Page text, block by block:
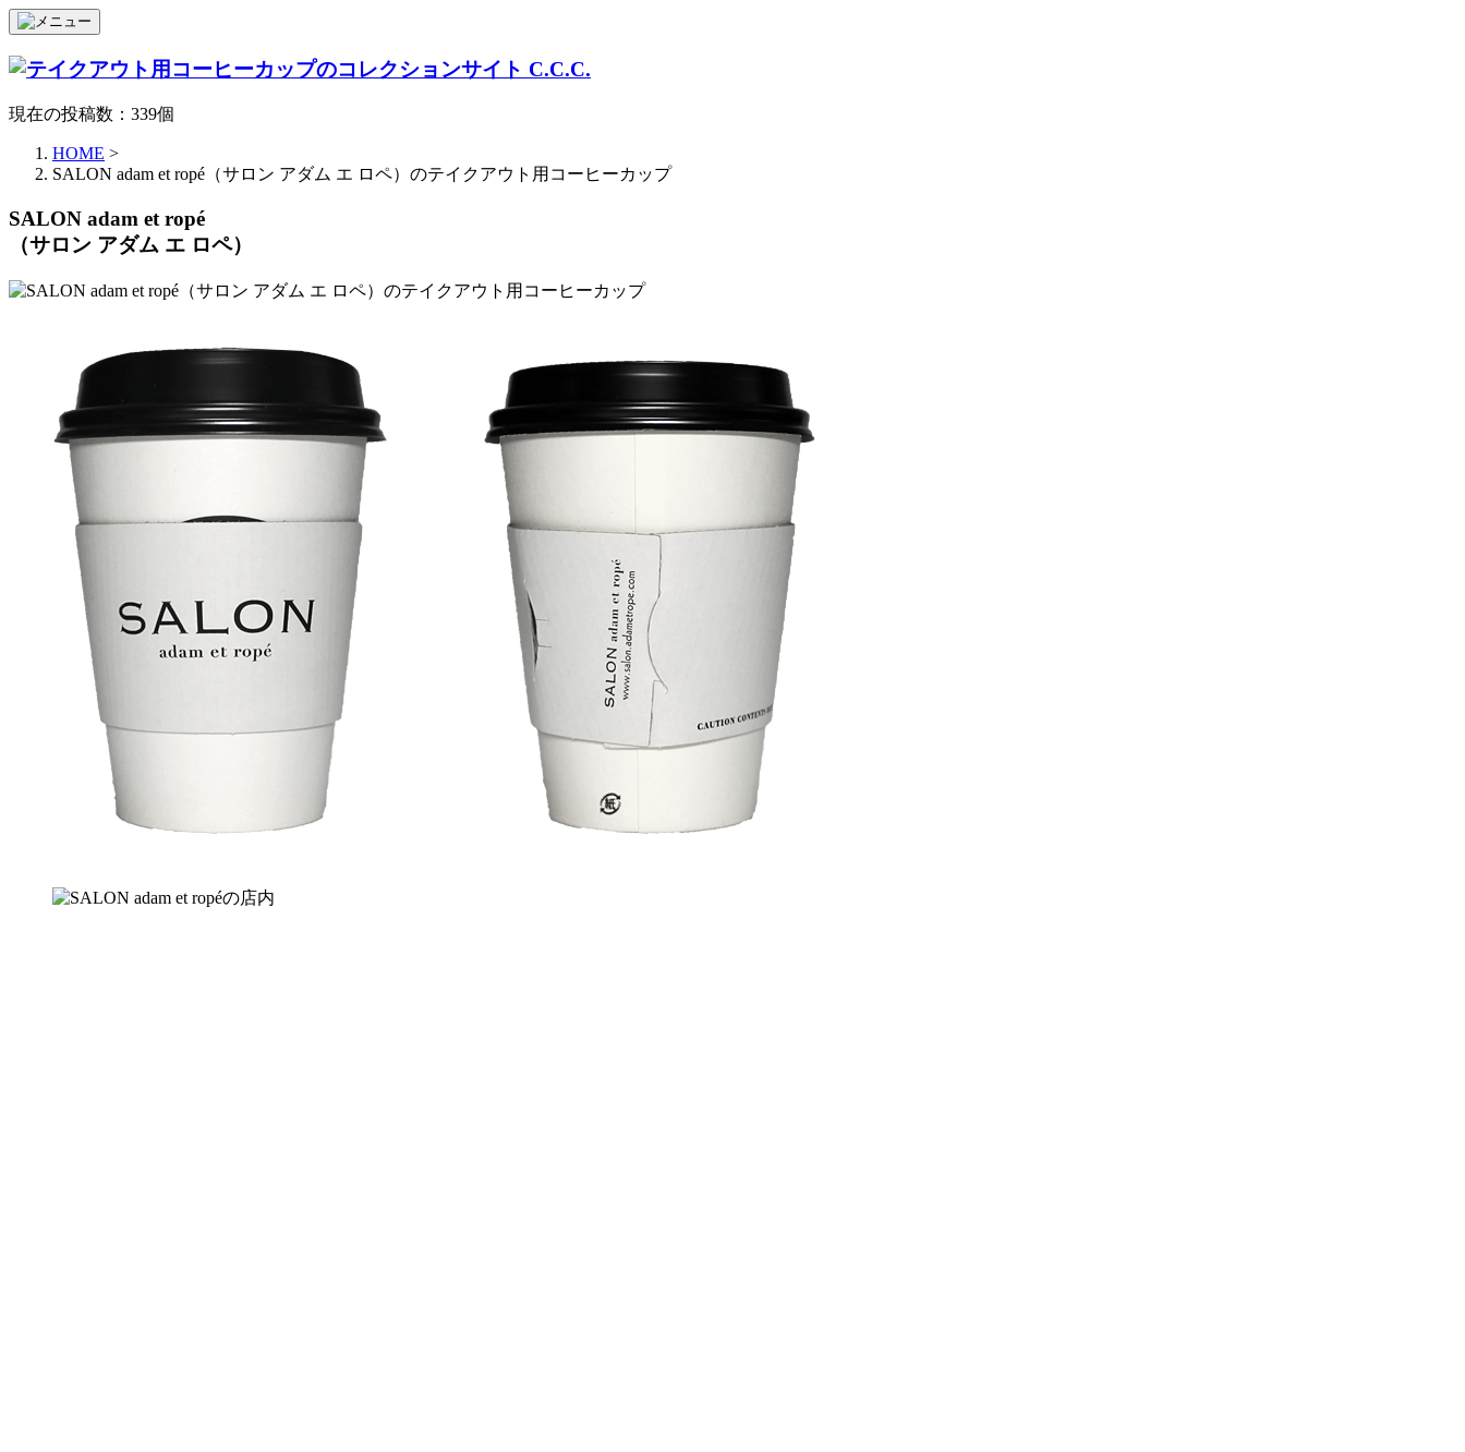
現在の投稿数：339個
HOME >
SALON adam et ropé（サロン アダム エ ロペ）のテイクアウト用コーヒーカップ
SALON adam et ropé
（サロン アダム エ ロペ）